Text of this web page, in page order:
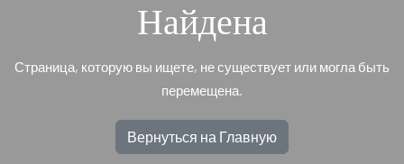
Найдена
Страница, которую вы ищете, не существует или могла быть
перемещена.
Вернуться на Главную